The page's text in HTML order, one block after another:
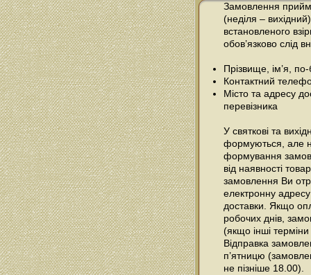
Замовлення
(неділя – вихідний)
встановленого
обов’язково слід
Прізвище, ім’я,
Контактний
Місто та адресу
перевізника
У святкові та
формуються, але
формування
від наявності
замовлення Ви
електронну
доставки. Якщо
робочих днів,
(якщо інші
Відправка
п’ятницю
не пізніше 18.00).